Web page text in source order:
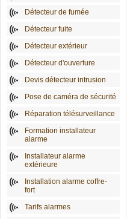
Détecteur de fumée
Détecteur fuite
Détecteur extérieur
Détecteur d'ouverture
Devis détecteur intrusion
Pose de caméra de sécurité
Réparation télésurveillance
Formation installateur
alarme
Installateur alarme
extérieure
Installation alarme coffre-
fort
Tarifs alarmes